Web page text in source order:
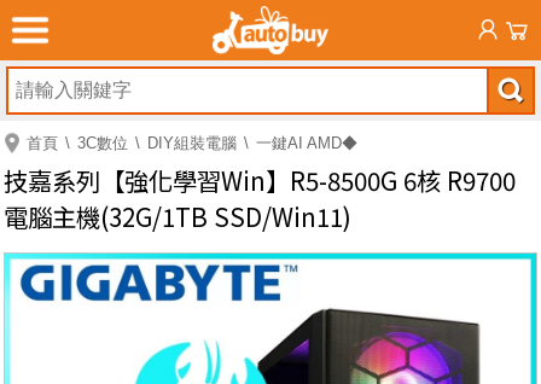
首頁 3C數位 DIY組裝電腦 一鍵AI AMD◆
技嘉系列【強化學習Win】R5-8500G 6核 R9700
電腦主機(32G/1TB SSD/Win11)